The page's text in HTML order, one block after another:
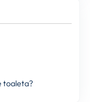
toaleta?